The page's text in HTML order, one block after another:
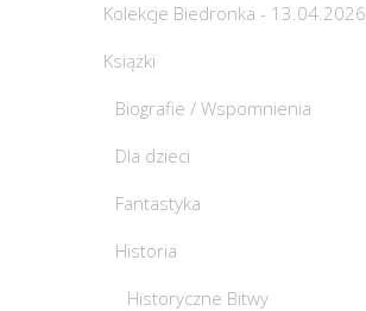
Kolekcje Biedronka - 13.04.2026
Książki
Biografie / Wspomnienia
Dla dzieci
Fantastyka
Historia
Historyczne Bitwy